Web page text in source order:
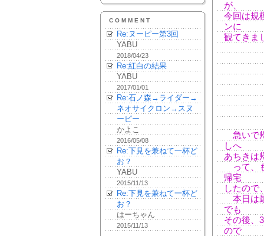
COMMENT
Re:ヌーピー第3回
YABU
2018/04/23
Re:紅白の結果
YABU
2017/01/01
Re:石ノ森→ライダー→
ネオサイクロン→スヌ
ーピー
かよこ
2016/05/08
Re:下見を兼ねて一杯ど
お？
YABU
2015/11/13
Re:下見を兼ねて一杯ど
お？
はーちゃん
2015/11/13
が、
今回は規
ンに
観てきま
急いで
しへ
あちきは
って、
帰宅
したので
本日は
でも
その後、
ので